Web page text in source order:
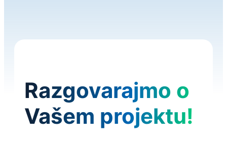
Razgovarajmo o
Vašem projektu!